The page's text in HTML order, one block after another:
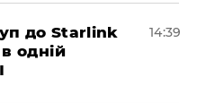
до Starlink
одній
14:39